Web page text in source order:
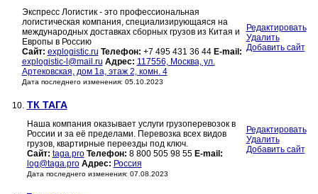
Экспресс Логистик - это профессиональная
логистическая компания, специализирующаяся на
международных доставках сборных грузов из Китая и
Европы в Россию
Сайт: explogistic.ru Телефон: +7 495 431 36 44 E-mail:
explogistic-l@mail.ru Адрес: 117556, Москва, ул.
Артековская, дом 1а, этаж 2, комн. 4
Дата последнего изменения: 05.10.2023
Редактировать
Удалить
Добавить сайт
10. ТК ТАГА
Наша компания оказывает услуги грузоперевозок в
России и за её пределами. Перевозка всех видов
грузов, квартирные переезды под ключ.
Сайт: taga.pro Телефон: 8 800 505 98 55 E-mail:
log@taga.pro Адрес: Россия
Дата последнего изменения: 07.08.2023
Редактировать
Удалить
Добавить сайт